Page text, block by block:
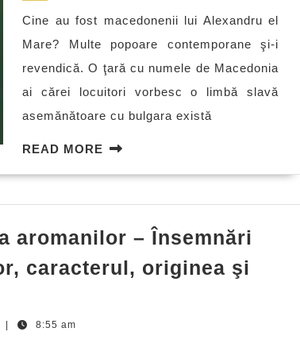
Cine au fost macedonenii lui Alexandru el
Mare? Multe popoare contemporane şi-i
revendică. O ţară cu numele de Macedonia
ai cărei locuitori vorbesc o limbă slavă
asemănătoare cu bulgara există
READ MORE READ
aromanilor – Însemnări
caracterul, originea şi
| 8:55 am